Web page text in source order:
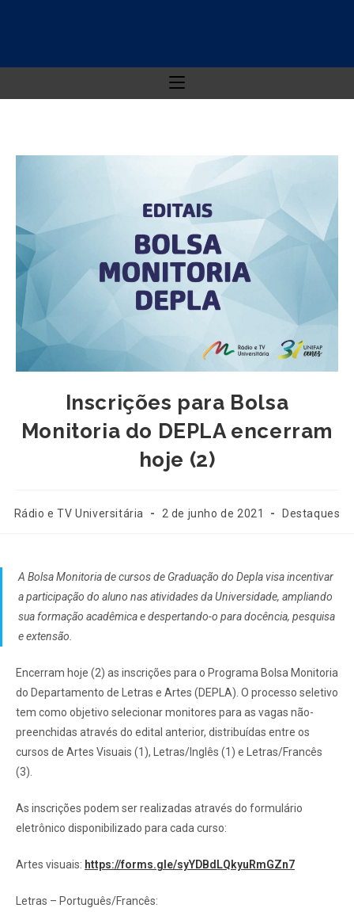
Inscrições para Bolsa
Monitoria do DEPLA encerram
hoje (2)
Rádio e TV Universitária 2 de junho de 2021 Destaques
A Bolsa Monitoria de cursos de Graduação do Depla visa incentivar
a participação do aluno nas atividades da Universidade, ampliando
sua formação acadêmica e despertando-o para docência, pesquisa
e extensão.
Encerram hoje (2) as inscrições para o Programa Bolsa Monitoria
do Departamento de Letras e Artes (DEPLA). O processo seletivo
tem como objetivo selecionar monitores para as vagas não-
preenchidas através do edital anterior, distribuídas entre os
cursos de Artes Visuais (1), Letras/Inglês (1) e Letras/Francês
(3).
As inscrições podem ser realizadas através do formulário
eletrônico disponibilizado para cada curso:
Artes visuais: https://forms.gle/syYDBdLQkyuRmGZn7
Letras – Português/Francês: